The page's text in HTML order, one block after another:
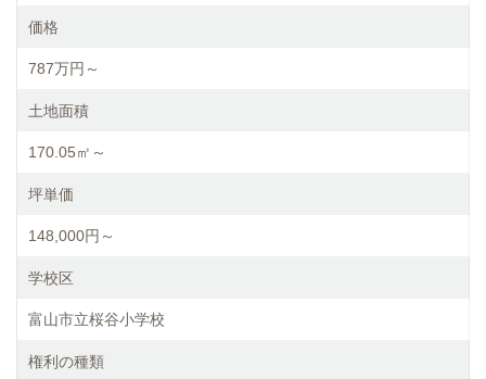
価格
787万円～
土地面積
170.05㎡～
坪単価
148,000円～
学校区
富山市立桜谷小学校
権利の種類